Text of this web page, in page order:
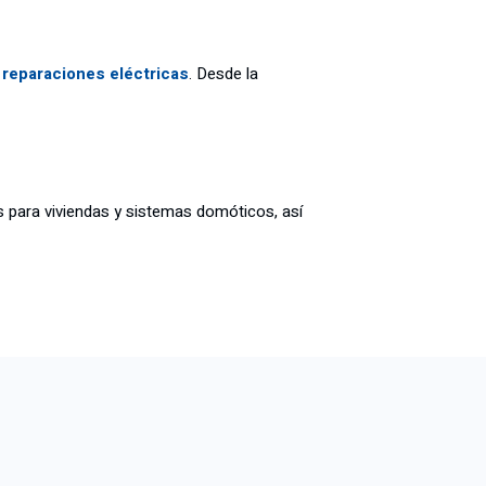
eléctricas. Desde la
viviendas y sistemas domóticos, así